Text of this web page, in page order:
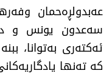
عەبدولڕەحمان
سەعدون یونس و
ئەكتەری بەتوانا،
كە تەنها